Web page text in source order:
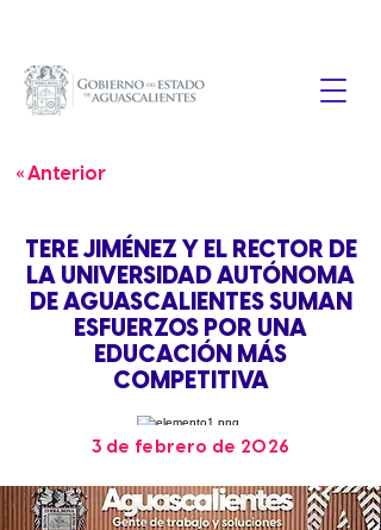
« Anterior
TERE JIMÉNEZ Y EL RECTOR DE
LA UNIVERSIDAD AUTÓNOMA
DE AGUASCALIENTES SUMAN
ESFUERZOS POR UNA
EDUCACIÓN MÁS
COMPETITIVA
3 de febrero de 2026